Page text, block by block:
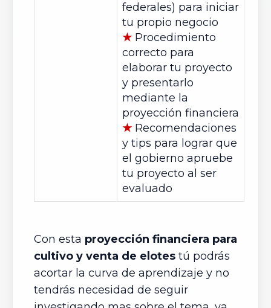
federales) para iniciar
tu propio negocio
★ Procedimiento
correcto para
elaborar tu proyecto
y presentarlo
mediante la
proyección financiera
★ Recomendaciones
y tips para lograr que
el gobierno apruebe
tu proyecto al ser
evaluado
Con esta proyección financiera para
cultivo y venta de elotes tú podrás
acortar la curva de aprendizaje y no
tendrás necesidad de seguir